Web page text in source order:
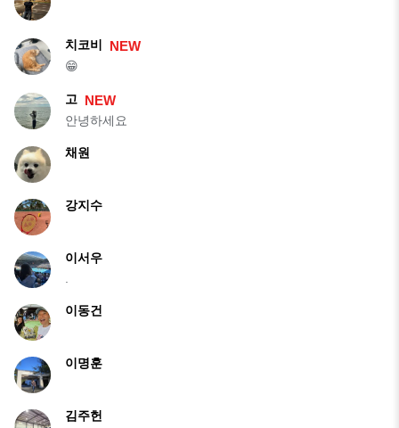
치코비 NEW
😁
고 NEW
안녕하세요
채원
강지수
이서우
이동건
이명훈
김주헌